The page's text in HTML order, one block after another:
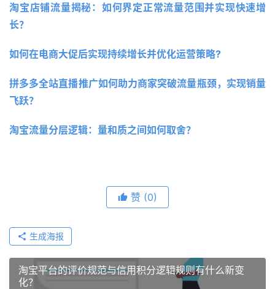
淘宝店铺流量揭秘：如何界定正常流量范围并实现快速增
长？
如何在电商大促后实现持续增长并优化运营策略?
拼多多全站直播推广如何助力商家突破流量瓶颈，实现销量
飞跃？
淘宝流量分层逻辑：量和质之间如何取舍？
赞 (0)
生成海报
淘宝平台的评价规范与信用积分逻辑规则有什么新变
化？